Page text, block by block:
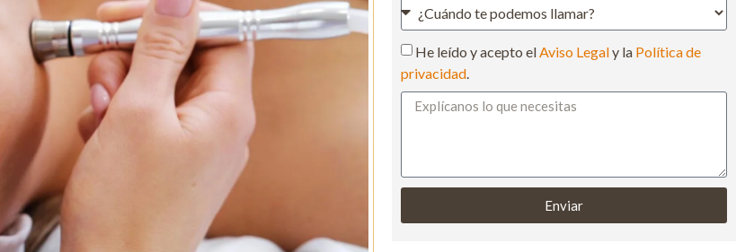
He leído y acepto elAviso Legaly la Política de
privacidad.
Enviar